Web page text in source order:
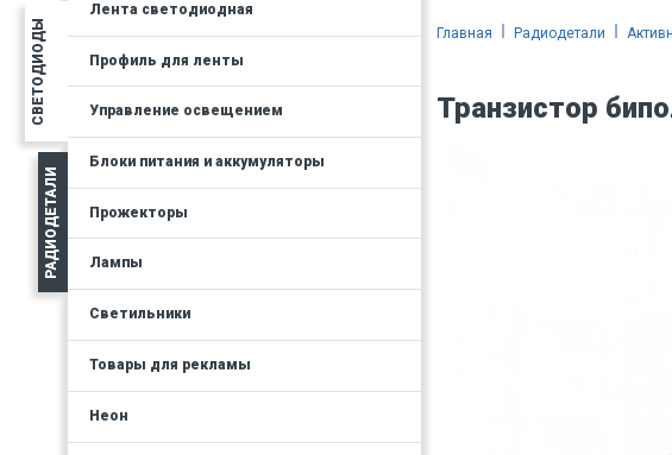
СВЕТОДИОДЫ
РАДИОДЕТАЛИ
Лента светодиодная
Профиль для ленты
Управление освещением
Блоки питания и аккумуляторы
Прожекторы
Лампы
Светильники
Товары для рекламы
Неон
Главная Радиодетали
Транзистор